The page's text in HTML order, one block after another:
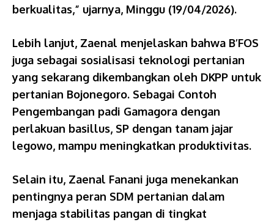
berkualitas,” ujarnya, Minggu (19/04/2026).
Lebih lanjut, Zaenal menjelaskan bahwa B’FOS
juga sebagai sosialisasi teknologi pertanian
yang sekarang dikembangkan oleh DKPP untuk
pertanian Bojonegoro. Sebagai Contoh
Pengembangan padi Gamagora dengan
perlakuan basillus, SP dengan tanam jajar
legowo, mampu meningkatkan produktivitas.
Selain itu, Zaenal Fanani juga menekankan
pentingnya peran SDM pertanian dalam
menjaga stabilitas pangan di tingkat